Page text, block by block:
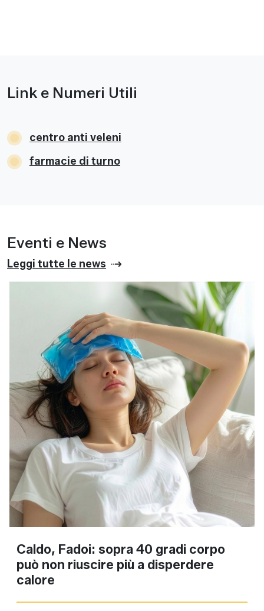
Link e Numeri Utili
centro anti veleni
farmacie di turno
Eventi e News
Leggi tutte le news
Caldo, Fadoi: sopra 40 gradi corpo
può non riuscire più a disperdere
calore